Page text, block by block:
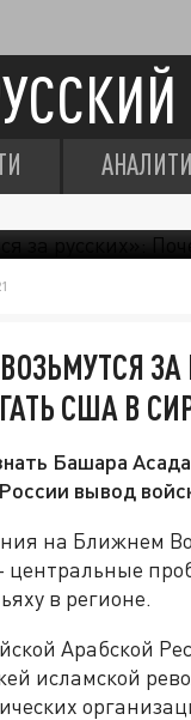
США В
Башара
вывод
на Ближнем
центральные
в регионе.
Арабской
исламской